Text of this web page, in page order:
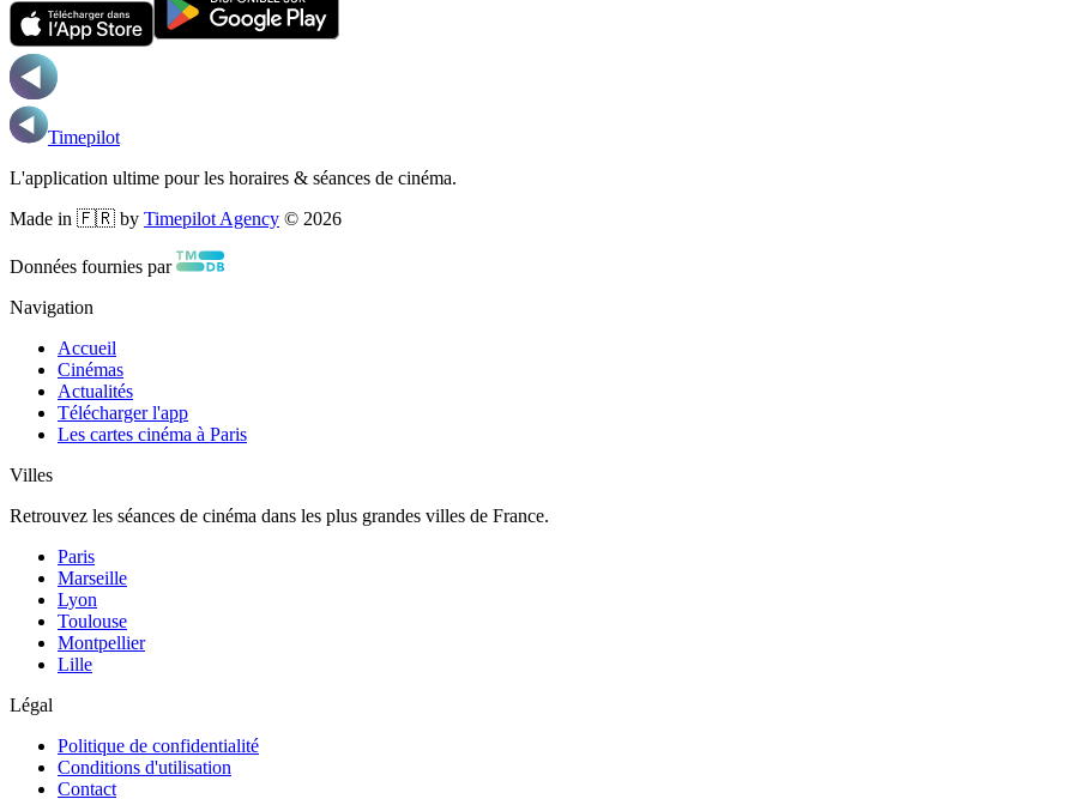
Timepilot
L'application ultime pour les horaires & séances de cinéma.
Made in 🇫🇷 by Timepilot Agency © 2026
Données fournies par
Navigation
Accueil
Cinémas
Actualités
Télécharger l'app
Les cartes cinéma à Paris
Villes
Retrouvez les séances de cinéma dans les plus grandes villes de France.
Paris
Marseille
Lyon
Toulouse
Montpellier
Lille
Légal
Politique de confidentialité
Conditions d'utilisation
Contact